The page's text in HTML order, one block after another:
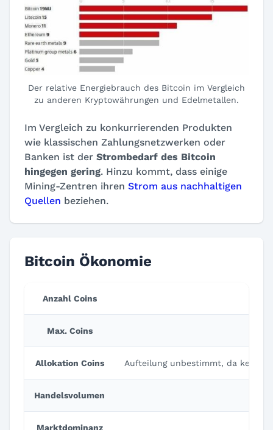
Der relative Energiebrauch des Bitcoin im Vergleich
zu anderen Kryptowährungen und Edelmetallen.
Im Vergleich zu konkurrierenden Produkten
wie klassischen Zahlungsnetzwerken oder
Banken ist der Strombedarf des Bitcoin
hingegen gering. Hinzu kommt, dass einige
Mining-Zentren ihren Strom aus nachhaltigen
Quellen beziehen.
Bitcoin Ökonomie
Anzahl Coins
Max. Coins
Allokation Coins Aufteilung unbestimmt, da kein
Handelsvolumen
Marktdominanz